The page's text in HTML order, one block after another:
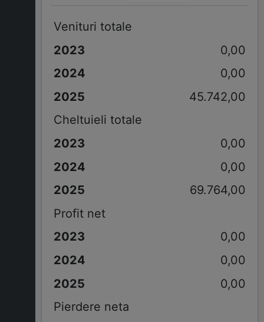
Venituri totale
0,00
0,00
45.742,00
Cheltuieli totale
0,00
0,00
69.764,00
Profit net
0,00
0,00
0,00
Pierdere neta